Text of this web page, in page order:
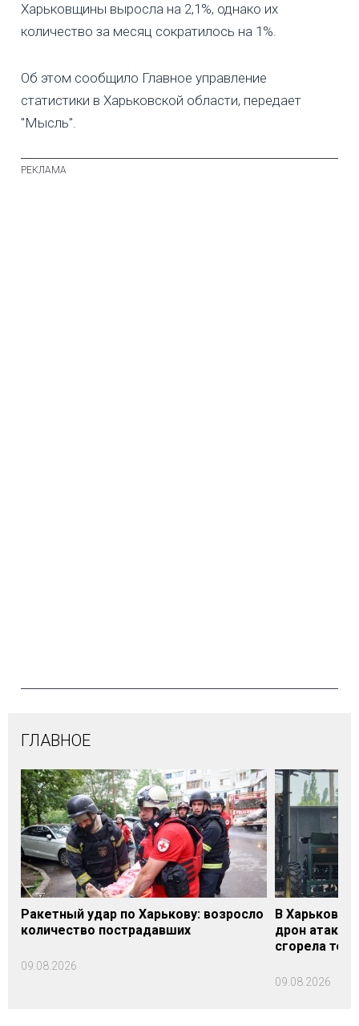
Харьковщины выросла на 2,1%, однако их
количество за месяц сократилось на 1%.
Об этом сообщило Главное управление
статистики в Харьковской области, передает
"Мысль".
ГЛАВНОЕ
Ракетный удар по Харькову: возросло
количество пострадавших
09.08.2026
В
дрон
сгорела
09.08.2026